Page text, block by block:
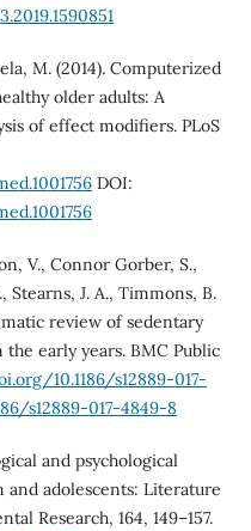
M. (2014). Computerized
older adults: A
of effect modifiers. PLoS
DOI:
V., Connor Gorber, S.,
Stearns, J. A., Timmons, B.
review of sedentary
early years. BMC Public
10.1186/s12889-017-
s12889-017-4849-8
and psychological
adolescents: Literature
Research, 164, 149–157.